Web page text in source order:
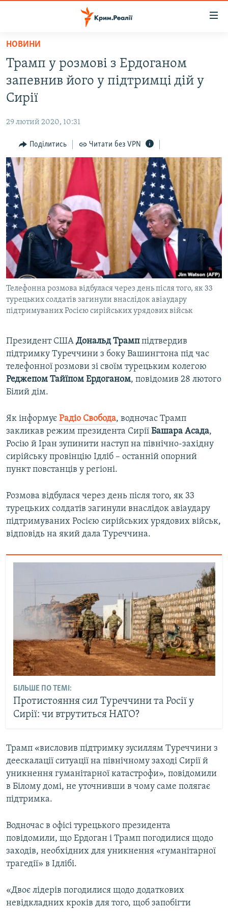
Перейти
основного
матеріалу
Перейти
до
основної
Перейти
до
пошуку
ВОДА.КРИМ
ВІДЕО ТА ФОТО
БЛОГИ
ПОГЛЯД
ІНТЕРВ'Ю
ВСЕ ЗА ДЕНЬ
СПЕЦПРОЕКТИ
ДЕПОРТАЦІЯ
ВІДЕОУРОКИ «ELIFBE»
СВІДЧЕННЯ ОКУПАЦІЇ
УКРАЇНСЬКА ПРОБЛЕМА КРИМУ
ІНФОГРАФІКА
ЯК ОБІЙТИ БЛОКУВАННЯ
Русский
Qırımtatar
ДОЛУЧАЙСЯ!
Усі сайти RFE/RL
НОВИНИ
Трамп у розмові з Ердоганом
запевнив його у підтримці дій у
Сирії
29 лютий 2020, 10:31
Поділитись Читати без VPN
Телефонна розмова відбулася через день після того, як 33
турецьких солдатів загинули внаслідок авіаудару
підтримуваних Росією сирійських урядових військ
Президент США Дональд Трамппідтвердив
підтримку Туреччини з боку Вашингтона під час
телефонної розмови зі своїм турецьким колегою
Реджепом Тайїпом Ердоганом, повідомив 28 лютого
Білий дім.
Як інформує Радіо Свобода, водночас Трамп
закликав режим президента Сирії Башара Асада,
Росію й Іран зупинити наступ на північно-західну
сирійську провінцію Ідліб – останній опорний
пункт повстанців у регіоні.
Розмова відбулася через день після того, як 33
турецьких солдатів загинули внаслідок авіаудару
підтримуваних Росією сирійських урядових військ,
відповідь на який дала Туреччина.
БІЛЬШЕ ПО ТЕМІ:
Протистояння сил Туреччини та Росії у
Сирії: чи втрутиться НАТО?
Трамп «висловив підтримку зусиллям Туреччини з
деескалації ситуації на північному заході Сирії й
уникнення гуманітарної катастрофи», повідомили
в Білому домі, не уточнивши в чому саме полягає
підтримка.
Водночас в офісі турецького президента
повідомили, що Ердоган і Трамп погодилися щодо
заходів, необхідних для уникнення «гуманітарної
трагедії» в Ідлібі.
«Двоє лідерів погодилися щодо додаткових
невідкладних кроків для того, щоб запобігти